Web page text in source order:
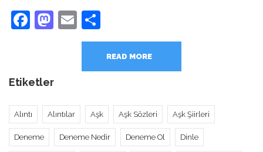
Facebook
Mastodon
Email
READ MORE
Etiketler
Alıntı Alıntılar Aşk Aşk Sözleri Aşk Şiirleri
Deneme Deneme Nedir Deneme Ol Dinle